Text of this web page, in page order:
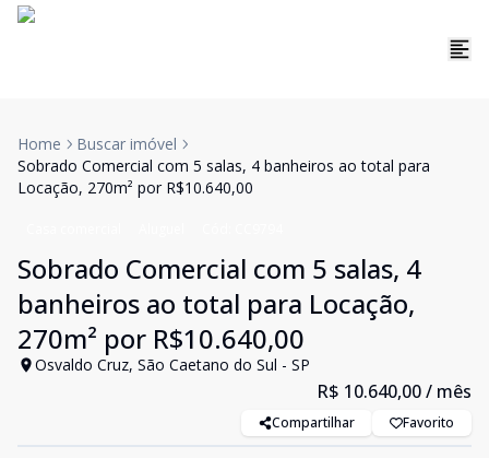
Home
Buscar imóvel
Sobrado Comercial com 5 salas, 4 banheiros ao total para
Locação, 270m² por R$10.640,00
Sobrado Comercial com 5 salas, 4
banheiros ao total para Locação,
270m² por R$10.640,00
Osvaldo Cruz, São Caetano do Sul - SP
R$ 10.640,00/ mês
Compartilhar Favorito